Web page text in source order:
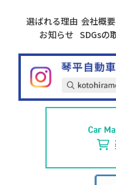
選ばれる理由 会社概要
お知らせ SDGsの